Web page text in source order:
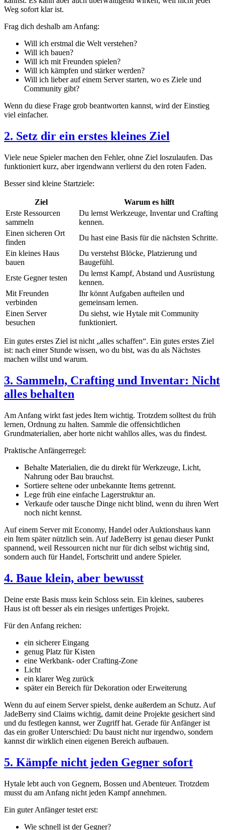
Weg sofort klar ist.
Frag dich deshalb am Anfang:
Will ich erstmal die Welt verstehen?
Will ich bauen?
Will ich mit Freunden spielen?
Will ich kämpfen und stärker werden?
Will ich lieber auf einem Server starten, wo es Ziele und
Community gibt?
Wenn du diese Frage grob beantworten kannst, wird der Einstieg
viel einfacher.
2. Setz dir ein erstes kleines Ziel
Viele neue Spieler machen den Fehler, ohne Ziel loszulaufen. Das
funktioniert kurz, aber irgendwann verlierst du den roten Faden.
Besser sind kleine Startziele:
Ziel
Warum es hilft
Erste Ressourcen
sammeln
Du lernst Werkzeuge, Inventar und Crafting
kennen.
Einen sicheren Ort
finden
Du hast eine Basis für die nächsten Schritte.
Ein kleines Haus
bauen
Du verstehst Blöcke, Platzierung und
Baugefühl.
Erste Gegner testen
Du lernst Kampf, Abstand und Ausrüstung
kennen.
Mit Freunden
verbinden
Ihr könnt Aufgaben aufteilen und
gemeinsam lernen.
Einen Server
besuchen
Du siehst, wie Hytale mit Community
funktioniert.
Ein gutes erstes Ziel ist nicht „alles schaffen“. Ein gutes erstes Ziel
ist: nach einer Stunde wissen, wo du bist, was du als Nächstes
machen willst und warum.
3. Sammeln, Crafting und Inventar: Nicht
alles behalten
Am Anfang wirkt fast jedes Item wichtig. Trotzdem solltest du früh
lernen, Ordnung zu halten. Sammle die offensichtlichen
Grundmaterialien, aber horte nicht wahllos alles, was du findest.
Praktische Anfängerregel:
Behalte Materialien, die du direkt für Werkzeuge, Licht,
Nahrung oder Bau brauchst.
Sortiere seltene oder unbekannte Items getrennt.
Lege früh eine einfache Lagerstruktur an.
Verkaufe oder tausche Dinge nicht blind, wenn du ihren Wert
noch nicht kennst.
Auf einem Server mit Economy, Handel oder Auktionshaus kann
ein Item später nützlich sein. Auf JadeBerry ist genau dieser Punkt
spannend, weil Ressourcen nicht nur für dich selbst wichtig sind,
sondern auch für Handel, Fortschritt und andere Spieler.
4. Baue klein, aber bewusst
Deine erste Basis muss kein Schloss sein. Ein kleines, sauberes
Haus ist oft besser als ein riesiges unfertiges Projekt.
Für den Anfang reichen:
ein sicherer Eingang
genug Platz für Kisten
eine Werkbank- oder Crafting-Zone
Licht
ein klarer Weg zurück
später ein Bereich für Dekoration oder Erweiterung
Wenn du auf einem Server spielst, denke außerdem an Schutz. Auf
JadeBerry sind Claims wichtig, damit deine Projekte gesichert sind
und du festlegen kannst, wer Zugriff hat. Gerade für Anfänger ist
das ein großer Unterschied: Du baust nicht nur irgendwo, sondern
kannst dir wirklich einen eigenen Bereich aufbauen.
5. Kämpfe nicht jeden Gegner sofort
Hytale lebt auch von Gegnern, Bossen und Abenteuer. Trotzdem
musst du am Anfang nicht jeden Kampf annehmen.
Ein guter Anfänger testet erst:
Wie schnell ist der Gegner?